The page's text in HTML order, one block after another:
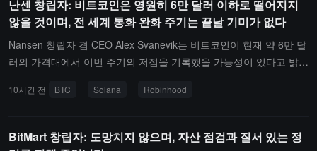
계획이다.
난센 창립자: 비트코인은 영원히 6만 달러 이하로 떨어지지
않을 것이며, 전 세계 통화 완화 주기는 끝날 기미가 없다
Nansen 창립자 겸 CEO Alex Svanevik는 비트코인이 현재 약 6만 달
러의 가격대에서 이번 주기의 저점을 기록했을 가능성이 있다고 밝혔
지 않을 것이라고 생각합니다. 그것은 이미 과거의 일이며, 영원히 그
이 세계 중앙은행 통화 확장에 대한 헤지 도구로서의 위치에 기반하
고 있으며, 세계적인 통화 완화 주기가 곧 끝날 것이라는 징후를 보지
10시간 전 BTC Solana Robinhood
BitMart 창립자: 도망치지 않으며, 자산 점검과 질서 있는 정